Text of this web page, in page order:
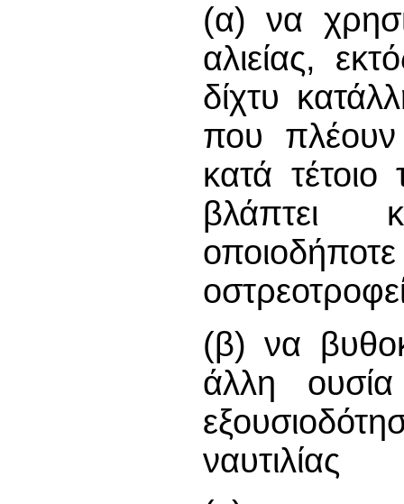
(α) να
αλιείας,
δίχτυ
που πλέουν
κατά
βλάπτει
(β) να
άλλη
ναυτιλίας